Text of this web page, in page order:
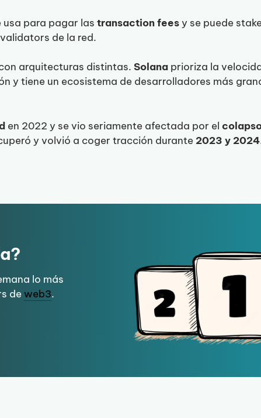
usa para pagar las transaction fees y se puede
de la red.
arquitecturas distintas. Solana prioriza la
y tiene un ecosistema de desarrolladores más
en 2022 y se vio seriamente afectada por el
y volvió a coger tracción durante 2023 y 2024
lo más
deweb3.